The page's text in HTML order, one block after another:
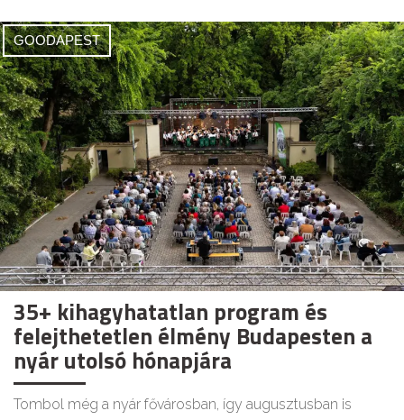
GOODAPEST
35+ kihagyhatatlan program és
felejthetetlen élmény Budapesten a
nyár utolsó hónapjára
Tombol még a nyár fővárosban, így augusztusban is